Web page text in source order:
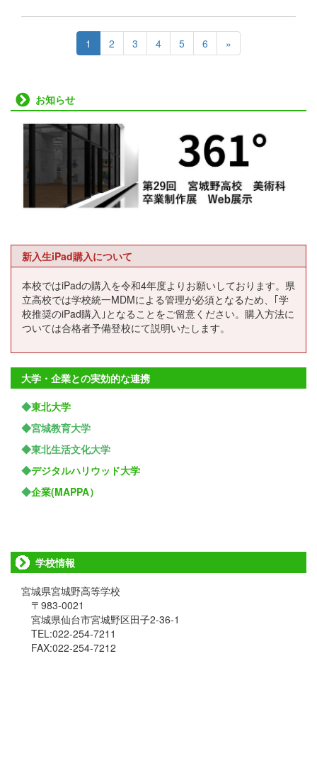
1 2 3 4 5 6 »
お知らせ
新入生iPad購入について
本校ではiPadの購入を令和4年度よりお願いしております。県
立高校では学校統一MDMによる管理が必須となるため、｢学
校推奨のiPad購入｣となることをご留意ください。購入方法に
ついては合格者予備登校にて説明いたします。
大学・企業との実効的な連携
◆東北大学
◆宮城教育大学
◆東北生活文化大学
◆デジタルハリウッド大学
◆企業(MAPPA）
学校情報
宮城県宮城野高等学校
〒983-0021
宮城県仙台市宮城野区田子2-36-1
TEL:022-254-7211
FAX:022-254-7212